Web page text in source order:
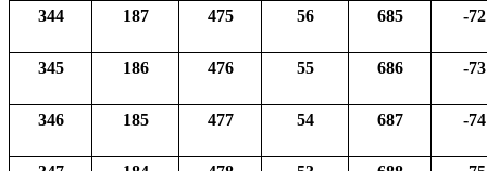
344 187 475 56 685 -72
345 186 476 55 686 -73
346 185 477 54 687 -74